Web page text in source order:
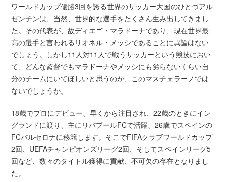
ワールドカップ優勝3回を誇る世界のサッカー大国のひとつアル
ゼンチンは、当然、世界的な選手をたくさん生み出してきまし
た。その代表が、故ディエゴ・マラドーナであり、現在世界最
高の選手と言われるリオネル・メッシであることに異論はない
でしょう。しかし11人対11人で戦うサッカーという競技におい
て、どんな監督でもマラドーナやメッシにも劣らないくらい自
分のチームにいてほしいと思うのが、このマスチェラーノでは
ないでしょうか。
18歳でプロにデビュー、早くから注目され、22歳のときにイン
グランドに渡り、主にリバプールFCで活躍、26歳でスペインの
FCバルセロナに移籍します。そこでFIFAクラブワールドカップ
2回、UEFAチャンピオンズリーグ2回、そしてスペインリーグ5
回など、数々のタイトル獲得に貢献、不可欠の存在となりまし
た。